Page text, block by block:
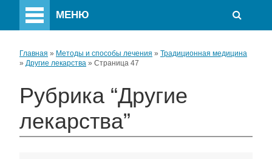
МЕНЮ
Главная » Методы и способы лечения » Традиционная медицина
» Другие лекарства » Страница 47
Рубрика “Другие
лекарства”